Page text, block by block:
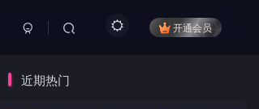
开通会员
近期热门